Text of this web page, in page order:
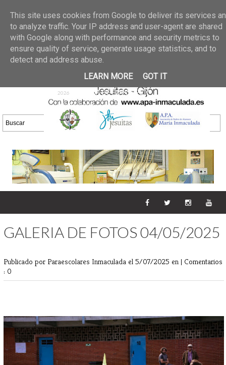
02 jun 2026
GALERIA DE FOTOS
30/05/2026
25 may 2026
GALERIA
DE FOTOS 23/05/2026
20 may
2026
GALERIA DE FOTOS
16/05/2026
DE FOTOS 09/05/2026
28 abr
2026
GALERIA DE FOTOS 25 Y
26/04/2026
GALERIA DE FOTOS 04/05/2025
Publicado por Paraescolares Inmaculada el 5/07/2025 en | Comentarios
: 0
This site uses cookies from Google to deliver its services
to analyze traffic. Your IP address and user-agent are shared
with Google along with performance and security metrics to
ensure quality of service, generate usage statistics, and to
detect and address abuse.
LEARN MORE
GOT IT